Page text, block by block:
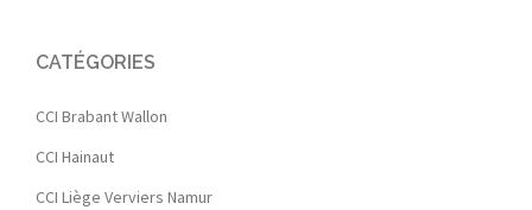
CATÉGORIES
CCI Brabant Wallon
CCI Hainaut
CCI Liège Verviers Namur